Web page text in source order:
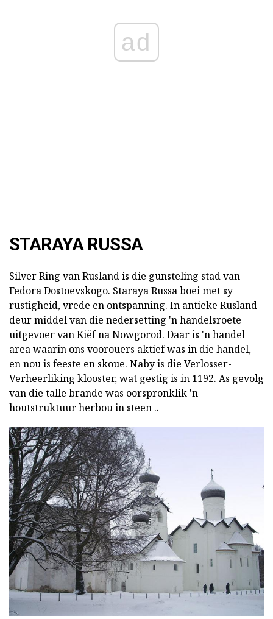
ad
STARAYA RUSSA
Silver Ring van Rusland is die gunsteling stad van
Fedora Dostoevskogo. Staraya Russa boei met sy
rustigheid, vrede en ontspanning. In antieke Rusland
deur middel van die nedersetting 'n handelsroete
uitgevoer van Kiëf na Nowgorod. Daar is 'n handel
area waarin ons voorouers aktief was in die handel,
en nou is feeste en skoue. Naby is die Verlosser-
Verheerliking klooster, wat gestig is in 1192. As gevolg
van die talle brande was oorspronklik 'n
houtstruktuur herbou in steen ..